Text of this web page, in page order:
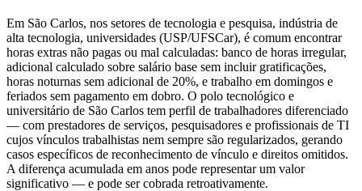
Em São Carlos, nos setores de tecnologia e pesquisa, indústria de
alta tecnologia, universidades (USP/UFSCar), é comum encontrar
horas extras não pagas ou mal calculadas: banco de horas irregular,
adicional calculado sobre salário base sem incluir gratificações,
horas noturnas sem adicional de 20%, e trabalho em domingos e
feriados sem pagamento em dobro. O polo tecnológico e
universitário de São Carlos tem perfil de trabalhadores diferenciado
— com prestadores de serviços, pesquisadores e profissionais de TI
cujos vínculos trabalhistas nem sempre são regularizados, gerando
casos específicos de reconhecimento de vínculo e direitos omitidos.
A diferença acumulada em anos pode representar um valor
significativo — e pode ser cobrada retroativamente.